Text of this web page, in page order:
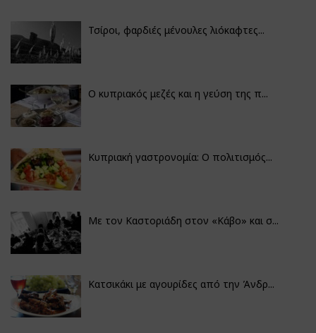
Τσίροι, φαρδιές μένουλες λιόκαφτες...
Ο κυπριακός μεζές και η γεύση της π...
Κυπριακή γαστρονομία: Ο πολιτισμός...
Με τον Καστοριάδη στον «Κάβο» και σ...
Κατσικάκι με αγουρίδες από την Άνδρ...